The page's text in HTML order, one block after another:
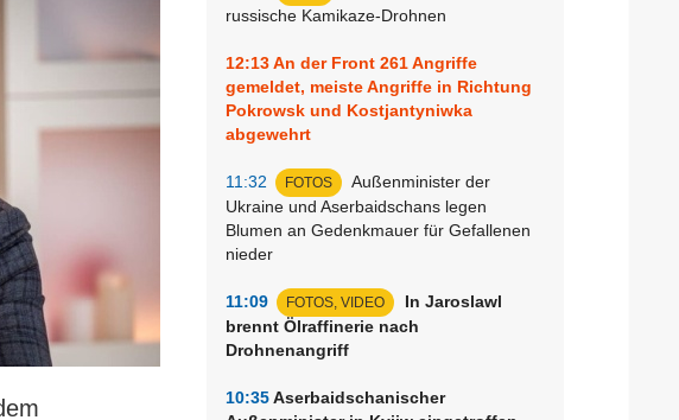
russische Kamikaze-Drohnen
12:13An der Front 261 Angriffe
gemeldet, meiste Angriffe in Richtung
Pokrowsk und Kostjantyniwka
abgewehrt
11:32 FOTOS
Außenminister der
Ukraine und Aserbaidschans legen
Blumen an Gedenkmauer für Gefallenen
nieder
11:09 FOTOS, VIDEO
In Jaroslawl
brennt Ölraffinerie nach
Drohnenangriff
10:35Aserbaidschanischer